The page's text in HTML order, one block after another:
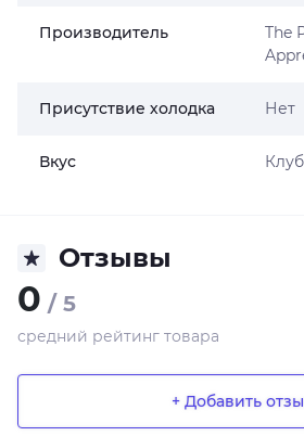
Производитель
The
Присутствие холодка Нет
Вкус
Отзывы
0 / 5
средний рейтинг товара
+ Добавить